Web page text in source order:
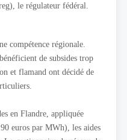
le régulateur fédéral.
compétence régionale.
de subsides trop
et flamand ont décidé de
en Flandre, appliquée
euros par MWh), les aides